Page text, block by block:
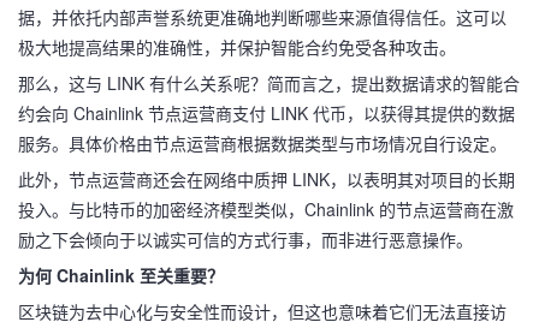
据，并依托内部声誉系统更准确地判断哪些来源值得信任。这可以
极大地提高结果的准确性，并保护智能合约免受各种攻击。
那么，这与 LINK 有什么关系呢？简而言之，提出数据请求的智能合
约会向 Chainlink 节点运营商支付 LINK 代币，以获得其提供的数据
服务。具体价格由节点运营商根据数据类型与市场情况自行设定。
此外，节点运营商还会在网络中质押 LINK，以表明其对项目的长期
投入。与比特币的加密经济模型类似，Chainlink 的节点运营商在激
励之下会倾向于以诚实可信的方式行事，而非进行恶意操作。
为何 Chainlink 至关重要？
区块链为去中心化与安全性而设计，但这也意味着它们无法直接访